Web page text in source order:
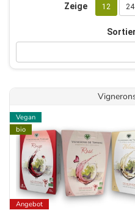
Zeige 12 24
Vegan
bio
Angebot